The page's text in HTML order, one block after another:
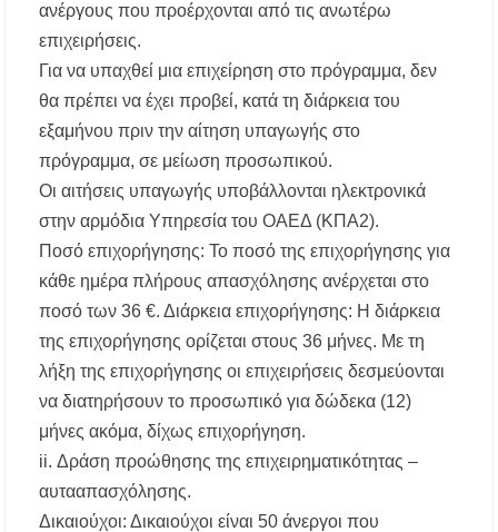
ανέργους που προέρχονται από τις ανωτέρω
επιχειρήσεις.
Για να υπαχθεί μια επιχείρηση στο πρόγραμμα, δεν
θα πρέπει να έχει προβεί, κατά τη διάρκεια του
εξαμήνου πριν την αίτηση υπαγωγής στο
πρόγραμμα, σε μείωση προσωπικού.
Οι αιτήσεις υπαγωγής υποβάλλονται ηλεκτρονικά
στην αρμόδια Υπηρεσία του ΟΑΕΔ (ΚΠΑ2).
Ποσό επιχορήγησης: Το ποσό της επιχορήγησης για
κάθε ημέρα πλήρους απασχόλησης ανέρχεται στο
ποσό των 36 €. Διάρκεια επιχορήγησης: Η διάρκεια
της επιχορήγησης ορίζεται στους 36 μήνες. Με τη
λήξη της επιχορήγησης οι επιχειρήσεις δεσμεύονται
να διατηρήσουν το προσωπικό για δώδεκα (12)
μήνες ακόμα, δίχως επιχορήγηση.
ii. Δράση προώθησης της επιχειρηματικότητας –
αυτααπασχόλησης.
Δικαιούχοι: Δικαιούχοι είναι 50 άνεργοι που